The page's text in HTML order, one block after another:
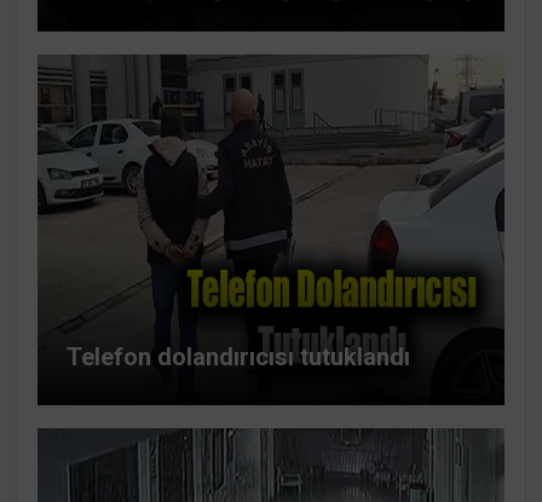
Telefon dolandırıcısı tutuklandı